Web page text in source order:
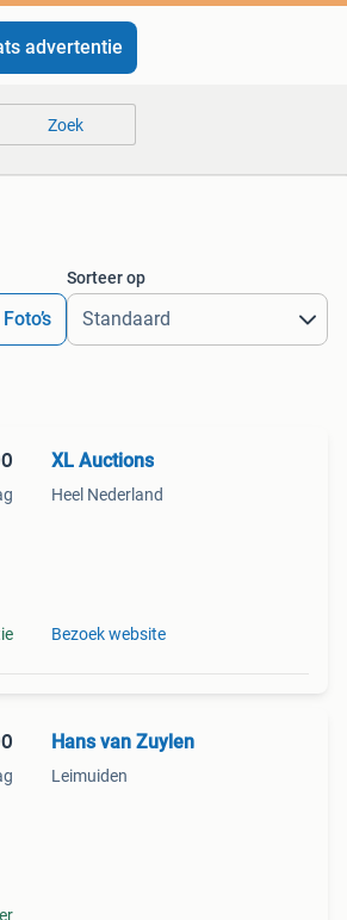
advertentie
Zoek
Foto’s
Sorteer op
XL Auctions
Heel Nederland
Bezoek website
Hans van Zuylen
Leimuiden